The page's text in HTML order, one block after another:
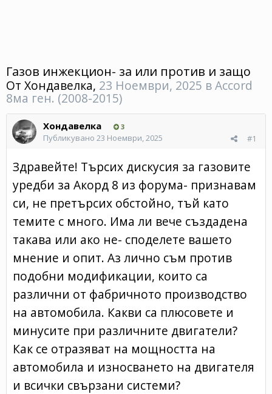
Газов инжекцион- за или против и защо
От Хондавелка, 23 Ноември, 2025 вAccord
8ма ген. (2008-2015)
Хондавелка 3
#1
Публикувано 23 Ноември, 2025
Здравейте! Търсих дискусия за газовите
уредби за Акорд 8 из форума- признавам
си, не претърсих обстойно, тъй като
темите с много. Има ли вече създадена
такава или ако не- споделете вашето
мнение и опит. Аз лично съм против
подобни модификации, които са
различни от фабричното производство
на автомобила. Какви са плюсовете и
минусите при различните двигатели?
Как се отразяват на мощността на
автомобила и износването на двигателя
и всички свързани системи?